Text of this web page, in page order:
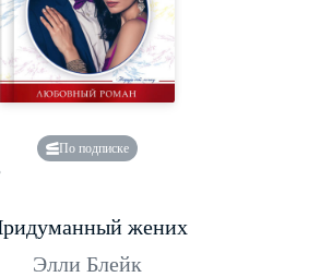
По подписке
жених
Элли Блейк